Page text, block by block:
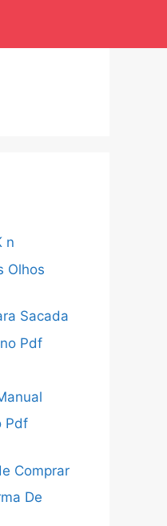
n
Olhos
Sacada
Pdf
Pdf
Comprar
De